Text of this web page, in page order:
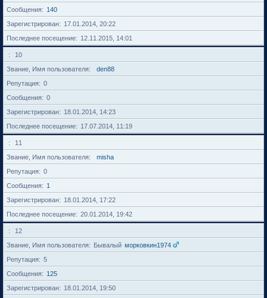
Сообщения
140
Зарегистрирован
17.01.2014, 20:22
Последнее посещение
12.11.2015, 14:01
10
Звание, Имя пользователя
den88
Репутация
0
Сообщения
0
Зарегистрирован
18.01.2014, 14:23
Последнее посещение
17.07.2014, 11:19
11
Звание, Имя пользователя
misha
Репутация
0
Сообщения
1
Зарегистрирован
18.01.2014, 17:22
Последнее посещение
20.01.2014, 19:42
12
Звание, Имя пользователя
Бывалый морковкин1974
Репутация
5
Сообщения
125
Зарегистрирован
18.01.2014, 19:50